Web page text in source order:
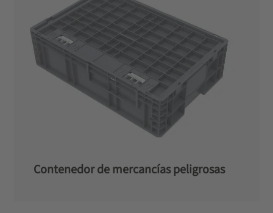
Contenedor de mercancías peligrosas